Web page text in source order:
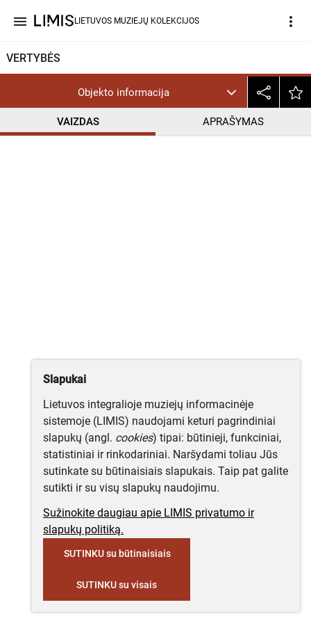
menu LIETUVOS MUZIEJŲ KOLEKCIJOS more_vert
VERTYBĖS
Objekto informacija
VAIZDAS APRAŠYMAS
Slapukai
Lietuvos integralioje muziejų informacinėje
sistemoje (LIMIS) naudojami keturi pagrindiniai
slapukų (angl. cookies) tipai: būtinieji, funkciniai,
statistiniai ir rinkodariniai. Naršydami toliau Jūs
sutinkate su būtinaisiais slapukais. Taip pat galite
sutikti ir su visų slapukų naudojimu.
Sužinokite daugiau apie LIMIS privatumo ir
slapukų politiką.
SUTINKU su būtinaisiais
SUTINKU su visais